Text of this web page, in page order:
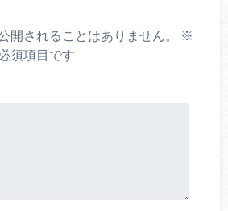
開されることはありません。
※
須項目です